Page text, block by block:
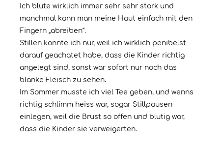
Ich blute wirklich immer sehr sehr stark und
manchmal kann man meine Haut einfach mit den
Fingern „abreiben“.
Stillen konnte ich nur, weil ich wirklich penibelst
darauf geachatet habe, dass die Kinder richtig
angelegt sind, sonst war sofort nur noch das
blanke Fleisch zu sehen.
Im Sommer musste ich viel Tee geben, und wenns
richtig schlimm heiss war, sogar Stillpausen
einlegen, weil die Brust so offen und blutig war,
dass die Kinder sie verweigerten.